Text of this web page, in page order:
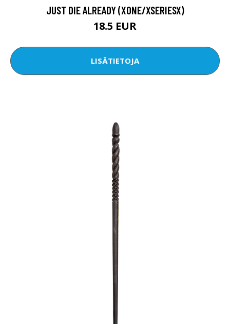
JUST DIE ALREADY (XONE/XSERIESX)
18.5 EUR
LISÄTIETOJA